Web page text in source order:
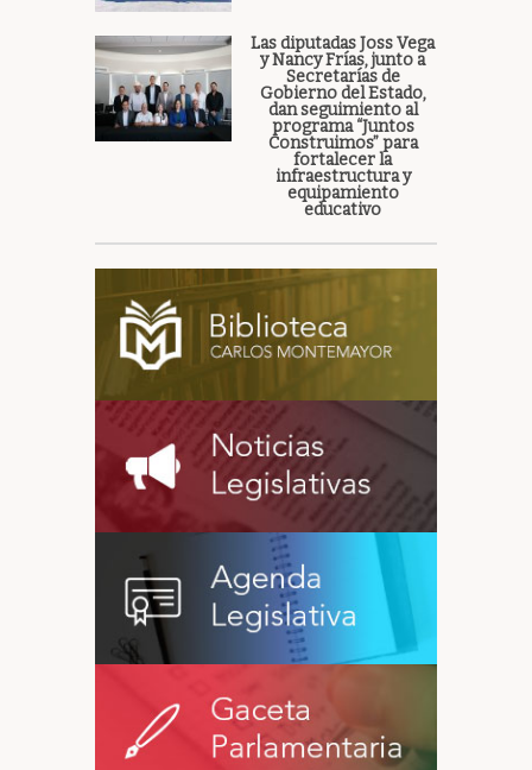
Las diputadas Joss Vega
y Nancy Frías, junto a
Secretarías de
Gobierno del Estado,
dan seguimiento al
programa “Juntos
Construimos” para
fortalecer la
infraestructura y
equipamiento
educativo